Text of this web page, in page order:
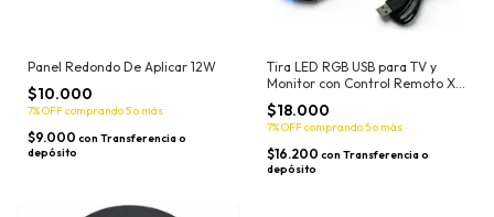
Panel Redondo De Aplicar 12W
$10.000
7% OFFcomprando 5 o más
$9.000 con Transferencia o
depósito
Tira LED RGB USB para TV y
Monitor con Control Remoto X3
metros
$18.000
7% OFFcomprando 5 o más
$16.200 con Transferencia o
depósito